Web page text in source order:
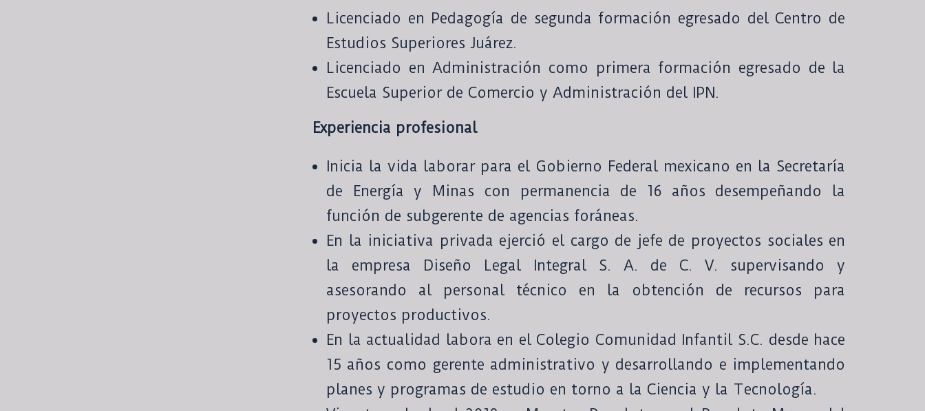
Licenciado en Pedagogía de segunda formación egresado del Centro de
Estudios Superiores Juárez.
Licenciado en Administración como primera formación egresado de la
Escuela Superior de Comercio y Administración del IPN.
Experiencia profesional
Inicia la vida laborar para el Gobierno Federal mexicano en la Secretaría
de Energía y Minas con permanencia de 16 años desempeñando la
función de subgerente de agencias foráneas.
En la iniciativa privada ejerció el cargo de jefe de proyectos sociales en
la empresa Diseño Legal Integral S. A. de C. V. supervisando y
asesorando al personal técnico en la obtención de recursos para
proyectos productivos.
En la actualidad labora en el Colegio Comunidad Infantil S.C. desde hace
15 años como gerente administrativo y desarrollando e implementando
planes y programas de estudio en torno a la Ciencia y la Tecnología.